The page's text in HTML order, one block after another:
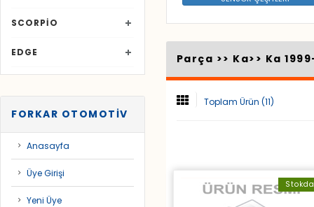
SCORPİO
EDGE
FORKAR OTOMOTİV
Anasayfa
Üye Girişi
Yeni Üye
Parça >> Ka>> Ka
Toplam Ürün (11)
Stokda